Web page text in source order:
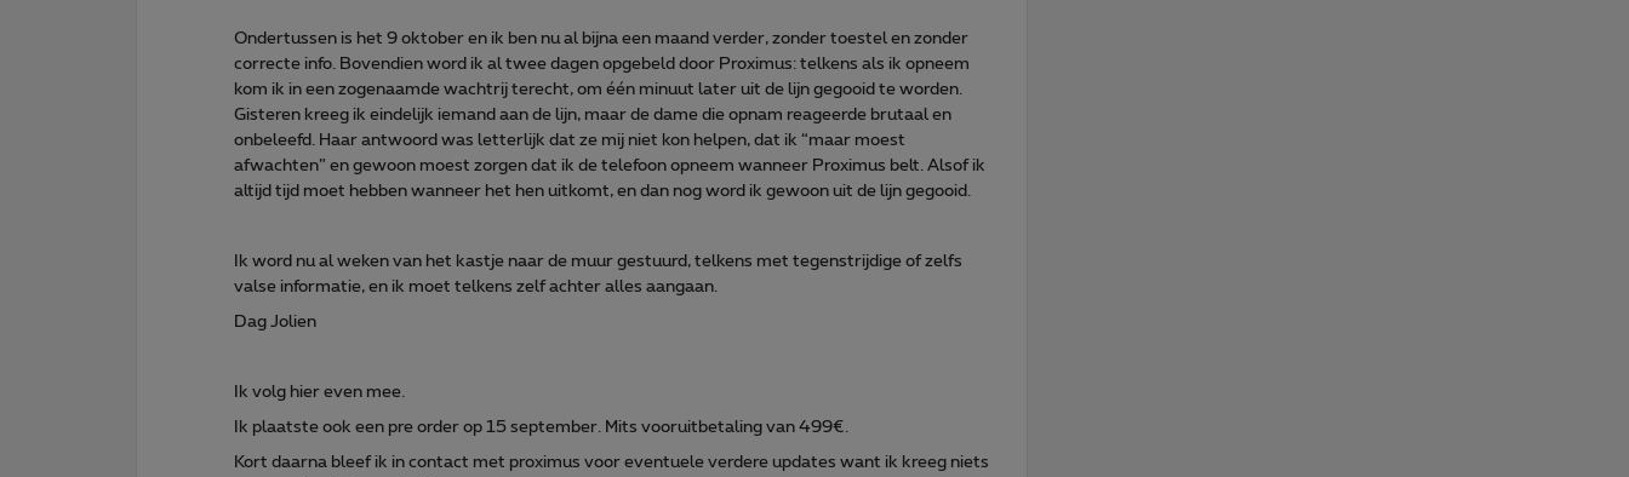
Ondertussen is het 9 oktober en ik ben nu al bijna een maand verder, zonder toestel en zonder
correcte info. Bovendien word ik al twee dagen opgebeld door Proximus: telkens als ik opneem
kom ik in een zogenaamde wachtrij terecht, om één minuut later uit de lijn gegooid te worden.
Gisteren kreeg ik eindelijk iemand aan de lijn, maar de dame die opnam reageerde brutaal en
onbeleefd. Haar antwoord was letterlijk dat ze mij niet kon helpen, dat ik “maar moest
afwachten” en gewoon moest zorgen dat ik de telefoon opneem wanneer Proximus belt. Alsof ik
altijd tijd moet hebben wanneer het hen uitkomt, en dan nog word ik gewoon uit de lijn gegooid.
Ik word nu al weken van het kastje naar de muur gestuurd, telkens met tegenstrijdige of zelfs
valse informatie, en ik moet telkens zelf achter alles aangaan.
Dag Jolien
Ik volg hier even mee.
Ik plaatste ook een pre order op 15 september. Mits vooruitbetaling van 499€.
Kort daarna bleef ik in contact met proximus voor eventuele verdere updates want ik kreeg niets